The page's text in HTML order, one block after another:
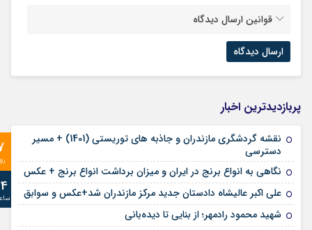
قوانین ارسال دیدگاه
پربازدیدترین اخبار
نقشه گردشگری مازندران و جاذبه های توریستی (1401) + مسیر
دسترسی
نگاهی به انواع برنج در ایران و میزان برداشت انواع برنج + عکس
علی‌ اکبر عالیشاه دادستان جدید مرکز مازندران شد+عکس و سوابق
شهید محمود رادمهر؛ از بنایی تا دیده‌بانی